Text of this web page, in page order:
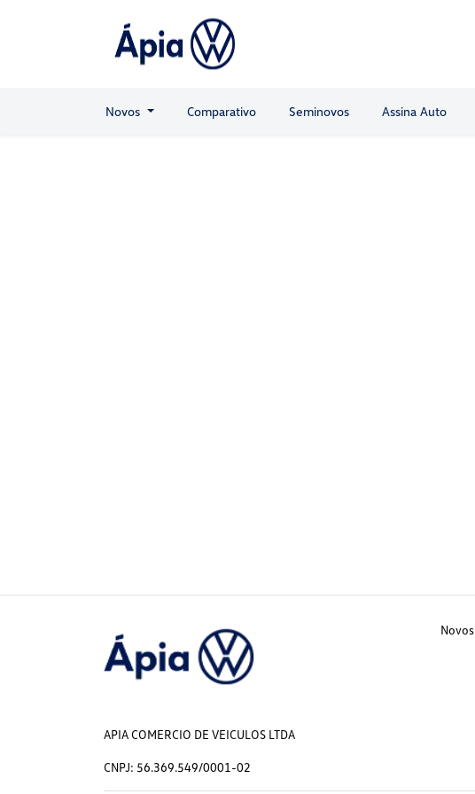
Novos Comparativo Seminovos Assina Auto
Novos
APIA COMERCIO DE VEICULOS LTDA
CNPJ: 56.369.549/0001-02